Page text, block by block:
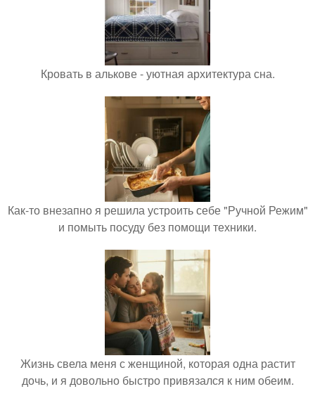
Кровать в алькове - уютная архитектура сна.
Как-то внезапно я решила устроить себе "Ручной Режим"
и помыть посуду без помощи техники.
Жизнь свела меня с женщиной, которая одна растит
дочь, и я довольно быстро привязался к ним обеим.